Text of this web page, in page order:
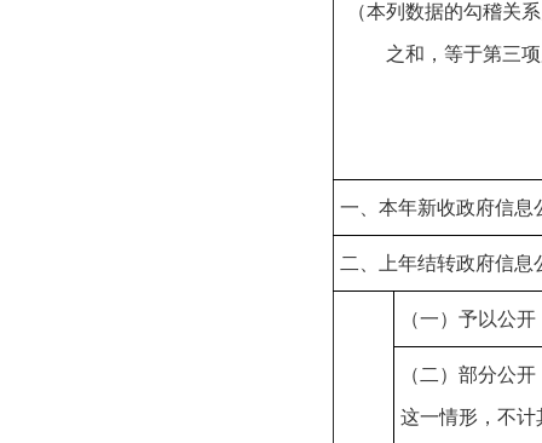
（本列数据的勾稽关
之和，等于第三
一、本年新收政府信息
二、上年结转政府信息
（一）予以公开
（二）部分公
这一情形，不计